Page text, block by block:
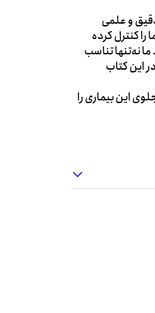
و علمی
کنترل کرده
نه‌تنها تناسب
این کتاب
این بیماری را